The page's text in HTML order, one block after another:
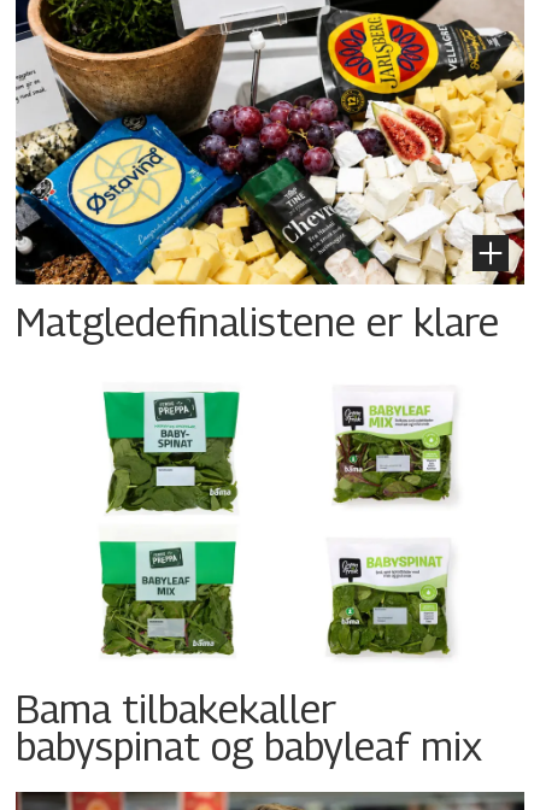
Matgledefinalistene er klare
Bama tilbakekaller
babyspinat og babyleaf mix